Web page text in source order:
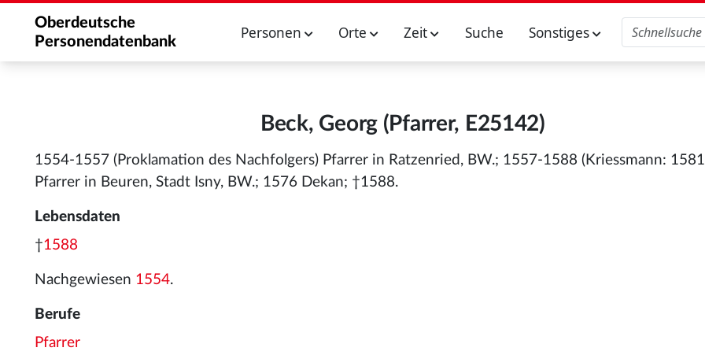
Oberdeutsche
Personendatenbank
Personen Orte Zeit Suche Sonstiges
Beck, Georg (Pfarrer, E25142)
1554-1557 (Proklamation des Nachfolgers) Pfarrer in Ratzenried, BW.; 1557-1588 (Kriessmann:
Pfarrer in Beuren, Stadt Isny, BW.; 1576 Dekan; †1588.
Lebensdaten
†1588
Nachgewiesen 1554.
Berufe
Pfarrer